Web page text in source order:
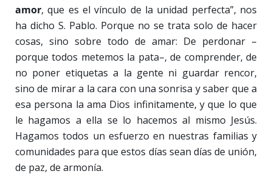
amor, que es el vínculo de la unidad perfecta”, nos
ha dicho S. Pablo. Porque no se trata solo de hacer
cosas, sino sobre todo de amar: De perdonar –
porque todos metemos la pata–, de comprender, de
no poner etiquetas a la gente ni guardar rencor,
sino de mirar a la cara con una sonrisa y saber que a
esa persona la ama Dios infinitamente, y que lo que
le hagamos a ella se lo hacemos al mismo Jesús.
Hagamos todos un esfuerzo en nuestras familias y
comunidades para que estos días sean días de unión,
de paz, de armonía.